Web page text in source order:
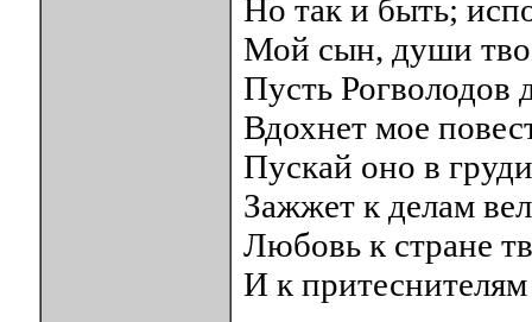
Но так и быть;
Мой сын, души
Пусть Рогволодов
Вдохнет мое
Пускай оно в
Зажжет к делам
Любовь к стране
И к притеснителям